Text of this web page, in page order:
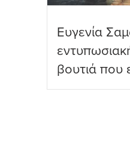
Ευγενία
βουτιά που